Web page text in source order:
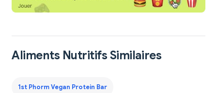
Aliments Nutritifs Similaires
1st Phorm Vegan Protein Bar